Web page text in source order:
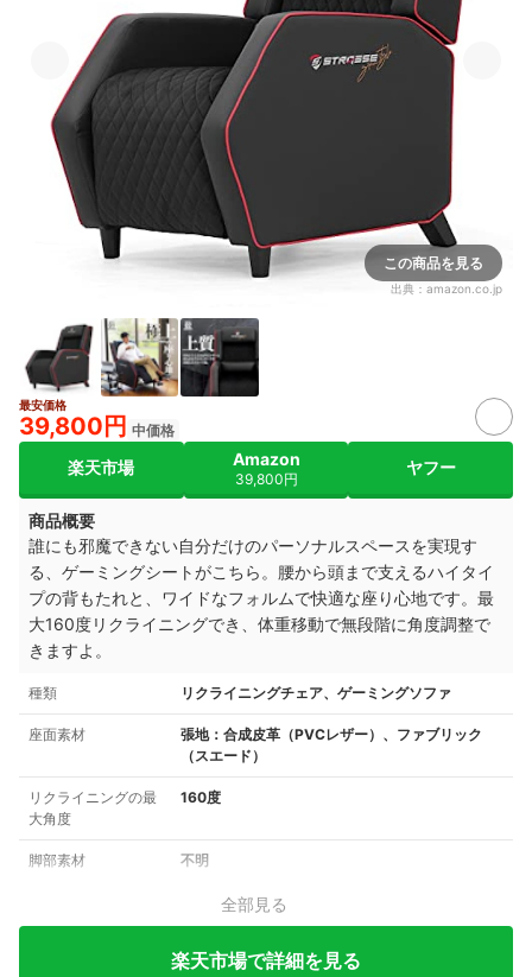
この商品を見る
出典： amazon.co.jp
最安価格
39,800円 中価格
楽天市場 Amazon
39,800円
ヤフー
商品概要
誰にも邪魔できない自分だけのパーソナルスペースを実現す
る、ゲーミングシートがこちら。腰から頭まで支えるハイタイ
プの背もたれと、ワイドなフォルムで快適な座り心地です。最
大160度リクライニングでき、体重移動で無段階に角度調整で
きますよ。
種類 リクライニングチェア、ゲーミングソファ
座面素材
張地：合成皮革（PVCレザー）、ファブリック
（スエード）
リクライニングの最
大角度
160度
脚部素材 不明
全部見る
楽天市場で詳細を見る